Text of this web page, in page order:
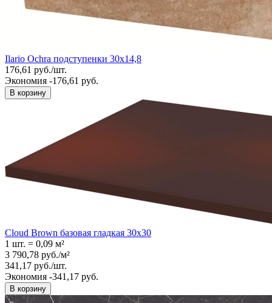
Ilario Ochra подступенки 30х14,8
176,61 руб./шт.
Экономия -176,61 руб.
В корзину
Cloud Brown базовая гладкая 30x30
1 шт. = 0,09 м²
3 790,78 руб./м²
341,17 руб./шт.
Экономия -341,17 руб.
В корзину